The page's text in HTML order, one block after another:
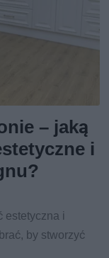
– jaką
i
estetyczna i
by stworzyć